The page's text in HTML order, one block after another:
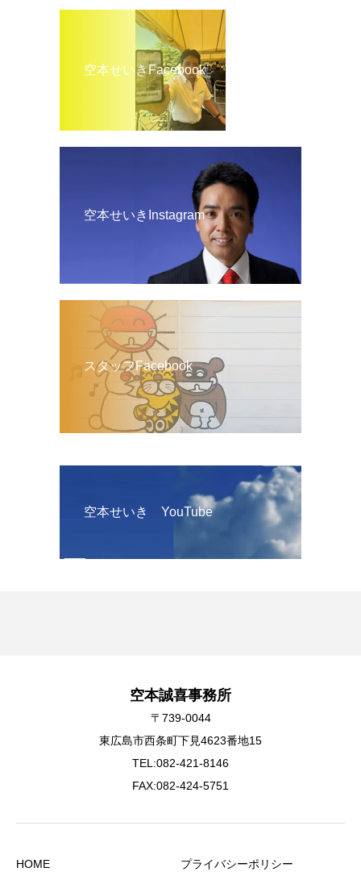
空本せいきFacebook
空本せいきInstagram
スタッフFacebook
空本せいき YouTube
空本誠喜事務所
〒739-0044
東広島市西条町下見4623番地15
TEL:082-421-8146
FAX:082-424-5751
HOME プライバシーポリシー